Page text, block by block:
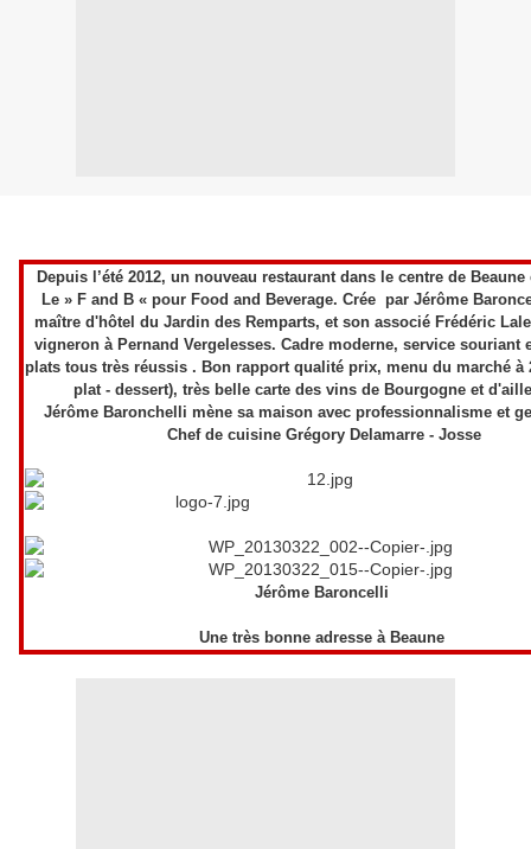
Depuis l’été 2012, un nouveau restaurant dans le centre de
Le » F and B « pour Food and Beverage. Crée par Jérôme
maître d'hôtel du Jardin des Remparts, et son associé Frédéric
vigneron à Pernand Vergelesses. Cadre moderne, service souriant
plats tous très réussis . Bon rapport qualité prix, menu du marché à
plat - dessert), très belle carte des vins de Bourgogne et
Jérôme Baronchelli mène sa maison avec professionnalisme et
Chef de cuisine Grégory Delamarre - Josse
Jérôme Baroncelli
Une très bonne adresse à Beaune